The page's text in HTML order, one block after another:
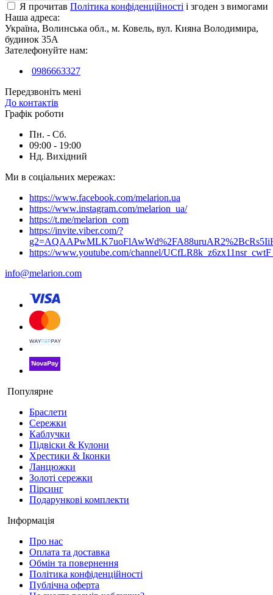
Я прочитав Політика конфіденційності і згоден з вимогами
Наша адреса:
Україна, Волинська обл., м. Ковель, вул. Кияна Володимира,
будинок 35А
Зателефонуйте нам:
0986663327
Передзвоніть мені
До контактів
Графік роботи
Пн. - Сб.
09:00 - 19:00
Нд. Вихідний
Ми в соціальних мережах:
https://www.facebook.com/melarion.ua
https://www.instagram.com/melarion_ua/
https://t.me/melarion_com
https://invite.viber.com/?
https://www.youtube.com/channel/
info@melarion.com
Популярне
Браслети
Сережки
Каблучки
Підвіски & Кулони
Хрестики & Іконки
Ланцюжки
Золоті сережки
Пірсинг
Подарункові комплекти
Інформація
Про нас
Оплата та доставка
Обмін та повернення
Політика конфіденційності
Публічна оферта